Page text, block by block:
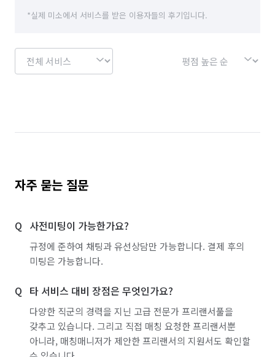
*실제 미소에서 서비스를 받은 이용자들의 후기입니다.
자주 묻는 질문
사전미팅이 가능한가요?
규정에 준하여 채팅과 유선상담만 가능합니다. 결제 후의
미팅은 가능합니다.
타 서비스 대비 장점은 무엇인가요?
다양한 직군의 경력을 지닌 고급 전문가 프리랜서풀을
갖추고 있습니다. 그리고 직접 매칭 요청한 프리랜서뿐
아니라, 매칭매니저가 제안한 프리랜서의 지원서도 확인할